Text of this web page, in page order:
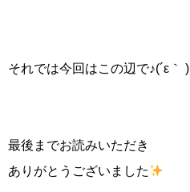
それでは今回はこの辺で♪(´ε｀ )
最後までお読みいただき
ありがとうございました